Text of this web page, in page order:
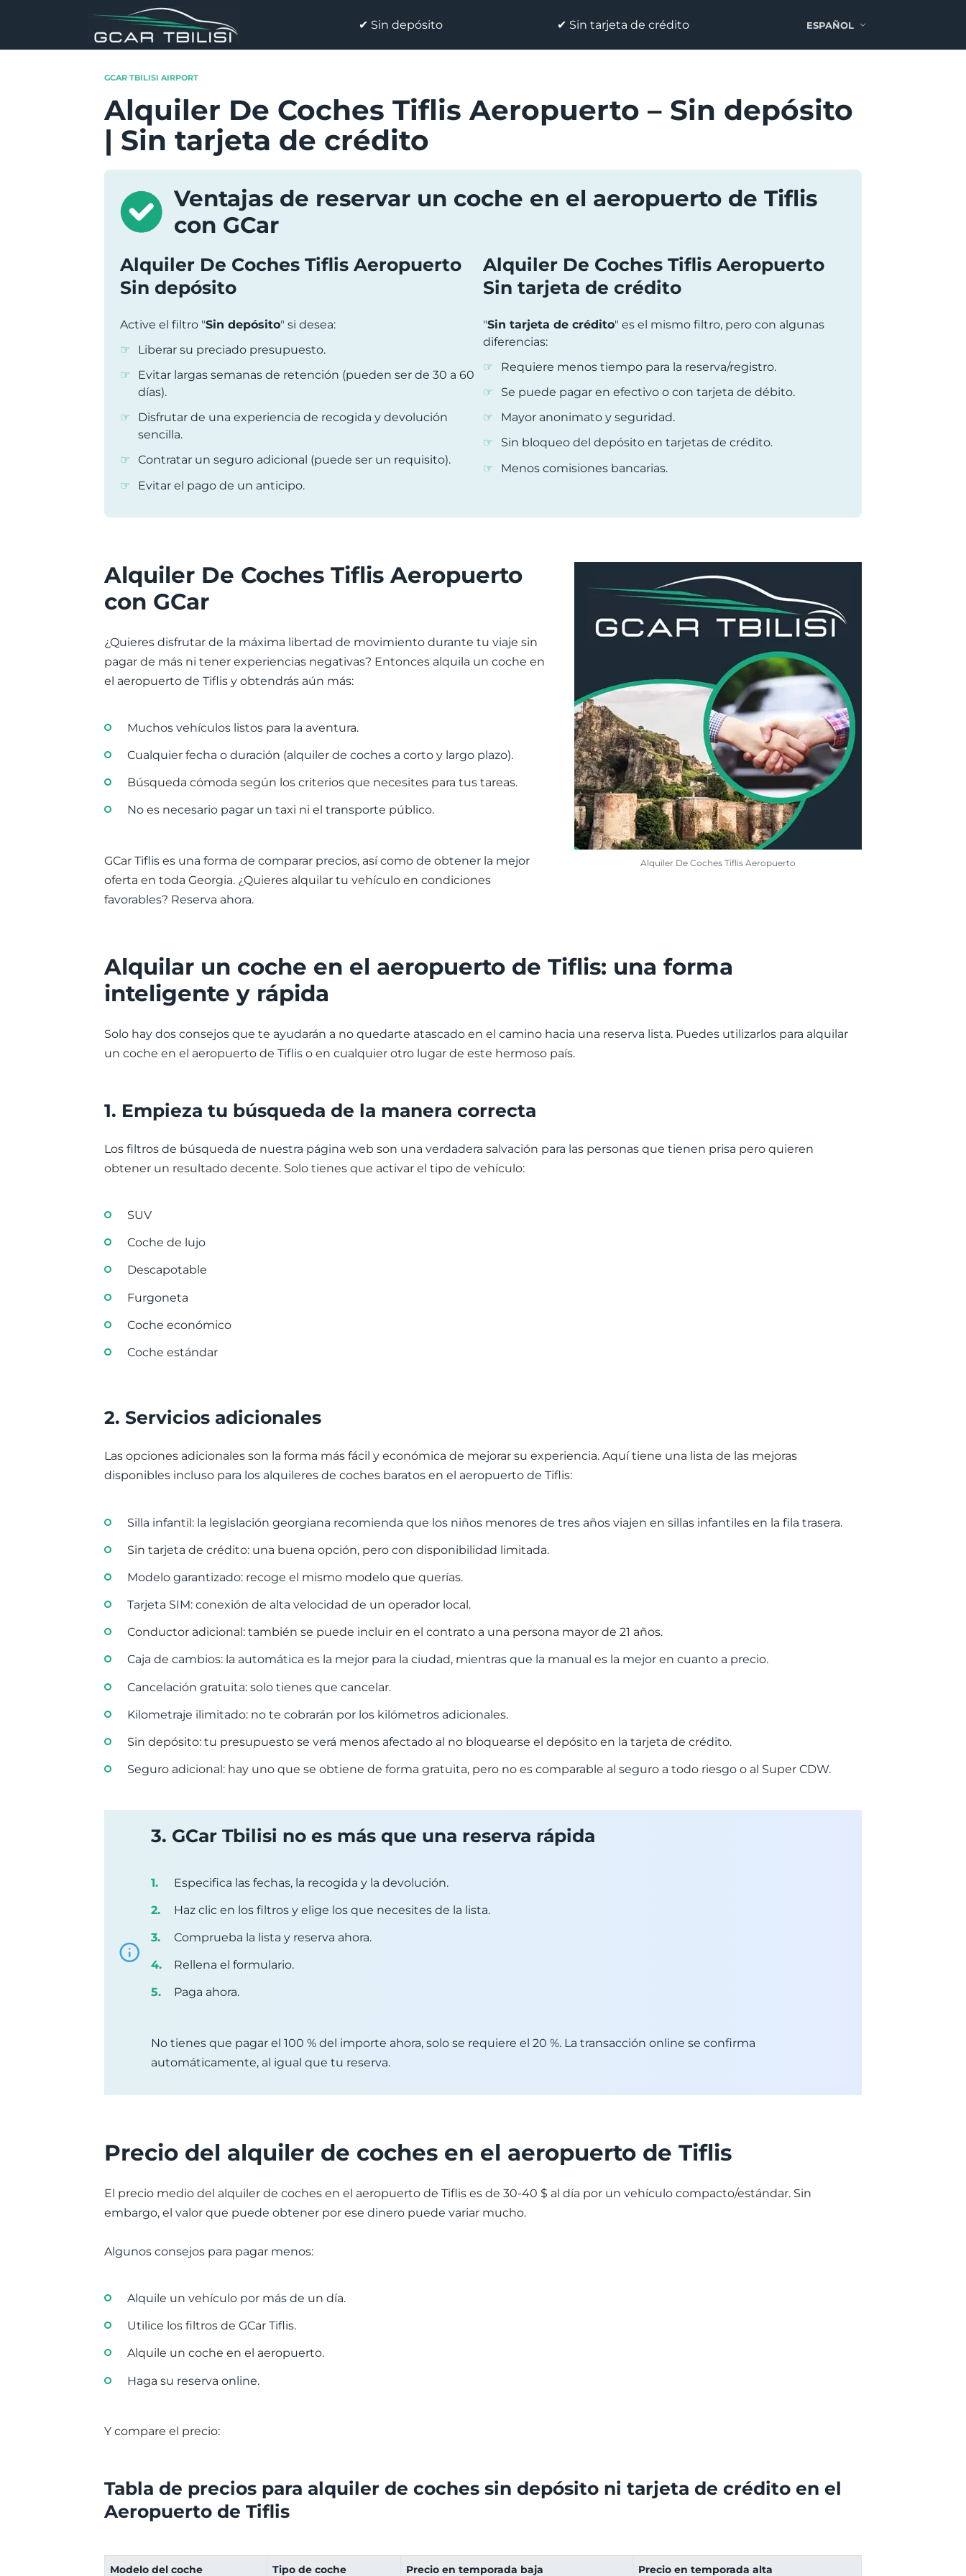
✔ Sin depósito ✔ Sin tarjeta de crédito ESPAÑOL
GCAR TBILISI AIRPORT
Alquiler De Coches Tiflis Aeropuerto – Sin depósito
| Sin tarjeta de crédito
Ventajas de reservar un coche en el aeropuerto de Tiflis
con GCar
Alquiler De Coches Tiflis Aeropuerto
Sin depósito
Active el filtro "Sin depósito" si desea:
Liberar su preciado presupuesto.
Evitar largas semanas de retención (pueden ser de 30 a 60
días).
Disfrutar de una experiencia de recogida y devolución
sencilla.
Contratar un seguro adicional (puede ser un requisito).
Evitar el pago de un anticipo.
Alquiler De Coches Tiflis Aeropuerto
Sin tarjeta de crédito
"Sin tarjeta de crédito" es el mismo filtro, pero con algunas
diferencias:
Requiere menos tiempo para la reserva/registro.
Se puede pagar en efectivo o con tarjeta de débito.
Mayor anonimato y seguridad.
Sin bloqueo del depósito en tarjetas de crédito.
Menos comisiones bancarias.
Alquiler De Coches Tiflis Aeropuerto
Alquiler De Coches Tiflis Aeropuerto
con GCar
¿Quieres disfrutar de la máxima libertad de movimiento durante tu viaje sin
pagar de más ni tener experiencias negativas? Entonces alquila un coche en
el aeropuerto de Tiflis y obtendrás aún más:
Muchos vehículos listos para la aventura.
Cualquier fecha o duración (alquiler de coches a corto y largo plazo).
Búsqueda cómoda según los criterios que necesites para tus tareas.
No es necesario pagar un taxi ni el transporte público.
GCar Tiflis es una forma de comparar precios, así como de obtener la mejor
oferta en toda Georgia. ¿Quieres alquilar tu vehículo en condiciones
favorables? Reserva ahora.
Alquilar un coche en el aeropuerto de Tiflis: una forma
inteligente y rápida
Solo hay dos consejos que te ayudarán a no quedarte atascado en el camino hacia una reserva lista. Puedes utilizarlos para alquilar
un coche en el aeropuerto de Tiflis o en cualquier otro lugar de este hermoso país.
1. Empieza tu búsqueda de la manera correcta
Los filtros de búsqueda de nuestra página web son una verdadera salvación para las personas que tienen prisa pero quieren
obtener un resultado decente. Solo tienes que activar el tipo de vehículo:
SUV
Coche de lujo
Descapotable
Furgoneta
Coche económico
Coche estándar
2. Servicios adicionales
Las opciones adicionales son la forma más fácil y económica de mejorar su experiencia. Aquí tiene una lista de las mejoras
disponibles incluso para los alquileres de coches baratos en el aeropuerto de Tiflis:
Silla infantil: la legislación georgiana recomienda que los niños menores de tres años viajen en sillas infantiles en la fila trasera.
Sin tarjeta de crédito: una buena opción, pero con disponibilidad limitada.
Modelo garantizado: recoge el mismo modelo que querías.
Tarjeta SIM: conexión de alta velocidad de un operador local.
Conductor adicional: también se puede incluir en el contrato a una persona mayor de 21 años.
Caja de cambios: la automática es la mejor para la ciudad, mientras que la manual es la mejor en cuanto a precio.
Cancelación gratuita: solo tienes que cancelar.
Kilometraje ilimitado: no te cobrarán por los kilómetros adicionales.
Sin depósito: tu presupuesto se verá menos afectado al no bloquearse el depósito en la tarjeta de crédito.
Seguro adicional: hay uno que se obtiene de forma gratuita, pero no es comparable al seguro a todo riesgo o al Super CDW.
3. GCar Tbilisi no es más que una reserva rápida
Especifica las fechas, la recogida y la devolución.
Haz clic en los filtros y elige los que necesites de la lista.
Comprueba la lista y reserva ahora.
Rellena el formulario.
Paga ahora.
No tienes que pagar el 100 % del importe ahora, solo se requiere el 20 %. La transacción online se confirma
automáticamente, al igual que tu reserva.
Precio del alquiler de coches en el aeropuerto de Tiflis
El precio medio del alquiler de coches en el aeropuerto de Tiflis es de 30-40 $ al día por un vehículo compacto/estándar. Sin
embargo, el valor que puede obtener por ese dinero puede variar mucho.
Algunos consejos para pagar menos:
Alquile un vehículo por más de un día.
Utilice los filtros de GCar Tiflis.
Alquile un coche en el aeropuerto.
Haga su reserva online.
Y compare el precio:
Tabla de precios para alquiler de coches sin depósito ni tarjeta de crédito en el
Aeropuerto de Tiflis
Modelo del coche Tipo de coche Precio en temporada baja Precio en temporada alta